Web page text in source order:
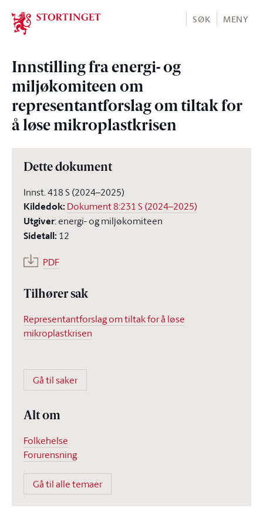
Stortinget.no
SØK MENY
Innstilling fra energi- og
miljøkomiteen om
representantforslag om tiltak for
å løse mikroplastkrisen
Dette dokument
Innst. 418 S (2024–2025)
Kildedok: Dokument 8:231 S (2024–2025)
Utgiver:energi- og miljøkomiteen
Sidetall: 12
PDF
Tilhører sak
Representantforslag om tiltak for å løse
mikroplastkrisen
Gå til saker
Alt om
Folkehelse
Forurensning
Gå til alle temaer